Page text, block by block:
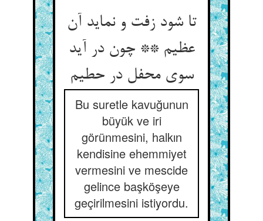
تا شود زفت و نماید آن
عظیم ** چون در آید
سوی محفل در حطیم
Bu suretle kavuğunun
büyük ve iri
görünmesini, halkın
kendisine ehemmiyet
vermesini ve mescide
gelince başköşeye
geçirilmesini istiyordu.